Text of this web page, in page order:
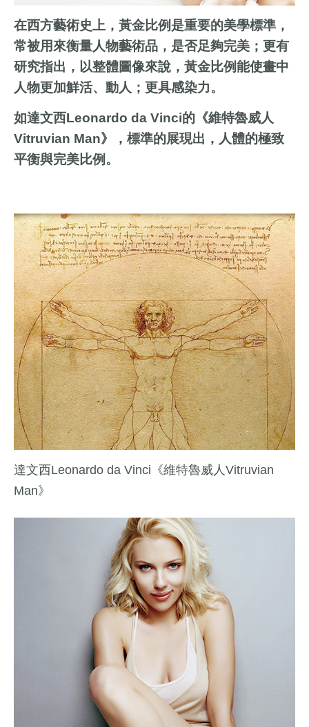
在西方藝術史上，黃金比例是重要的美學標準，
常被用來衡量人物藝術品，是否足夠完美；更有
研究指出，以整體圖像來說，黃金比例能使畫中
人物更加鮮活、動人；更具感染力。
如達文西Leonardo da Vinci的《維特魯威人
Vitruvian Man》，標準的展現出，人體的極致
平衡與完美比例。
達文西Leonardo da Vinci《維特魯威人Vitruvian
Man》